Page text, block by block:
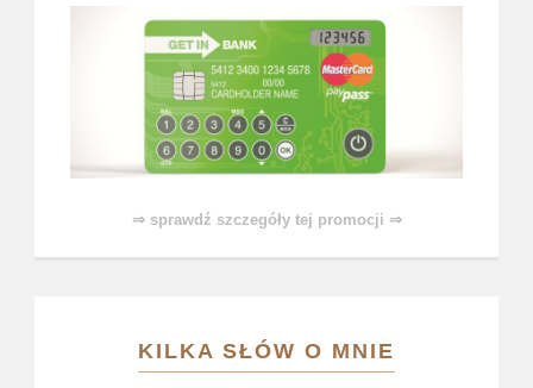
⇒ sprawdź szczegóły tej promocji ⇒
KILKA SŁÓW O MNIE